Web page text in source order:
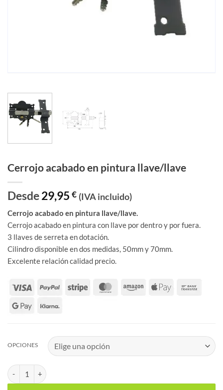
Cerrojo acabado en pintura llave/llave
Desde29,95 € (IVA incluido)
Cerrojo acabado en pintura llave/llave.
Cerrojo acabado en pintura con llave por dentro y por fuera.
3 llaves de serreta en dotación.
Cilindro disponible en dos medidas, 50mm y 70mm.
Excelente relación calidad precio.
OPCIONES
Cerrojo acabado en pintura llave/llave cantidad